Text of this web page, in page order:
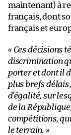
maintenant) à
français, dont
français et
« Ces décisions
discrimination
porter et dont il
plus brefs délais
d’égalité, sur
de la
compétitions,
le terrain. »